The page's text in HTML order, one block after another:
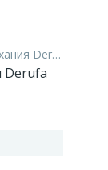
Derufa 0,9
Derufa